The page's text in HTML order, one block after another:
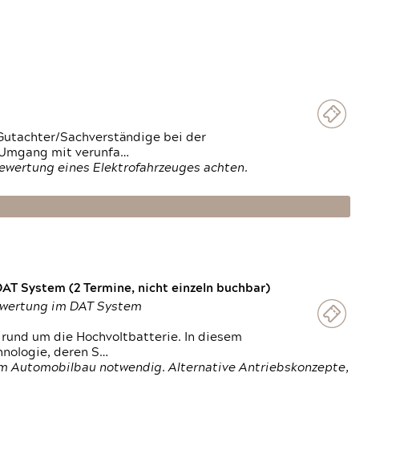
Sachverständige bei der
mit verunfa…
eines Elektrofahrzeuges achten.
System (2 Termine, nicht einzeln buchbar)
im DAT System
um die Hochvoltbatterie. In diesem
deren S…
Automobilbau notwendig. Alternative Antriebskonzepte,